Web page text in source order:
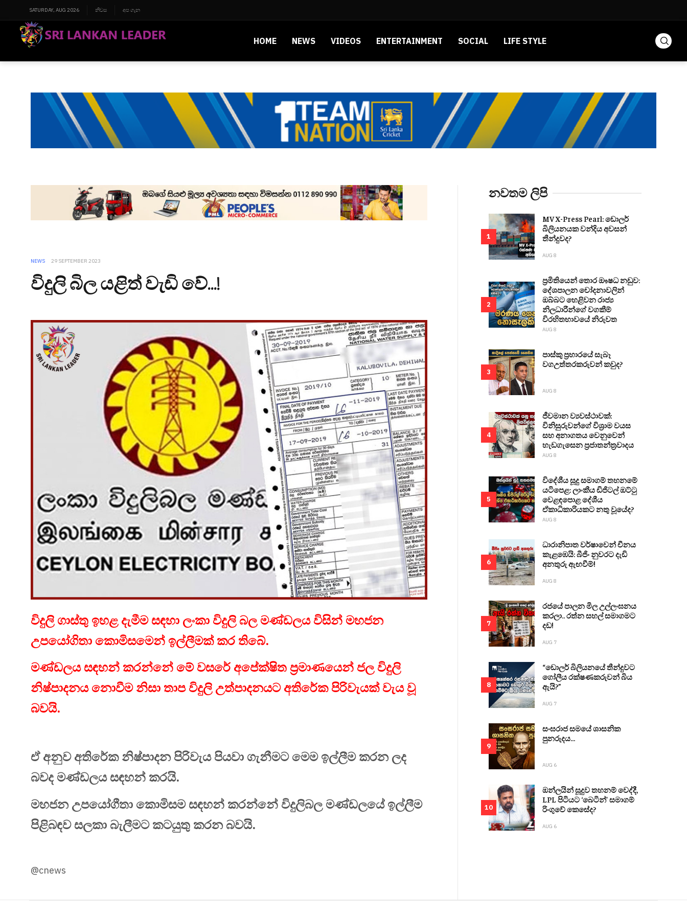
SATURDAY, AUG 2026 නිවස අප ගැන
HOME NEWS VIDEOS ENTERTAINMENT SOCIAL LIFE STYLE
NEWS 29 SEPTEMBER 2023
විදුලි බිල යළිත් වැඩි වේ...!
විදුලි ගාස්තු ඉහළ දැමීම සඳහා ලංකා විදුලි බල මණ්ඩලය විසින් මහජන
උපයෝගිතා කොමිසමෙන් ඉල්ලීමක් කර තිබේ.
මණ්ඩලය සඳහන් කරන්නේ මේ වසරේ අපේක්ෂිත ප්‍රමාණයෙන් ජල විදුලි
නිෂ්පාදනය නොවීම නිසා තාප විදුලි උත්පාදනයට අතිරේක පිරිවැයක් වැය වූ
බවයි.
ඒ අනුව අතිරේක නිෂ්පාදන පිරිවැය පියවා ගැනීමට මෙම ඉල්ලීම කරන ලද
බවද මණ්ඩලය සඳහන් කරයි.
මහජන උපයෝගීතා කොමිසම සඳහන් කරන්නේ විදුලිබල මණ්ඩලයේ ඉල්ලීම
පිළිබඳව සලකා බැලීමට කටයුතු කරන බවයි.
@cnews
නවතම ලිපි
1
MV X-Press Pearl: ඩොලර්
බිලියනයක වන්දිය අවසන්
තීන්දුවද?
AUG 8
2
ප්‍රමිතියෙන් තොර ඖෂධ නඩුව:
දේශපාලන චෝදනාවලින්
ඔබ්බට හෙළිවන රාජ්‍ය
නිලධාරීන්ගේ වගකීම්
විරහිතභාවයේ නිරුවත
AUG 8
3
පාස්කු ප්‍රහාරයේ සැබෑ
වගඋත්තරකරුවන් කවුද?
AUG 8
4
ජීවමාන ව්‍යවස්ථාවක්:
විනිසුරුවන්ගේ විශ්‍රාම වයස
සහ අනාගතය වෙනුවෙන්
හැඩගැසෙන ප්‍රජාතන්ත්‍රවාදය
AUG 8
5
විදේශීය සූදු සමාගම් තහනමේ
යටිපෙළ: ලාංකීය ඩිජිටල් ඔට්ටු
වෙළඳපොළ දේශීය
ඒකාධිකාරියකට නතු වූයේද?
AUG 8
6
ධාරානිපාත වර්ෂාවෙන් චීනය
කැළඹෙයි: බීජිං නුවරට දැඩි
අනතුරු ඇඟවීම්!
AUG 8
7
රජයේ පාලන මිල උල්ලංඝනය
කරලා.. රත්න සහල් සමාගමට
දඩ!
AUG 7
8
“ඩොලර් බිලියනයේ තීන්දුවට
ගෝලීය රක්ෂණකරුවන් බිය
ඇයි?”
AUG 7
9
සංඝරාජ සමයේ ශාසනික
පුනරුදය...
AUG 6
10
ඔන්ලයින් සූදුව තහනම් වෙද්දී,
LPL පිටියට ‘බෙටින්’ සමාගම්
රිංගුවේ කෙසේද?
AUG 6